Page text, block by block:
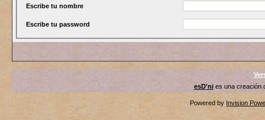
Escribe tu nombre
Escribe tu password
esD'nies una creación
Powered by Invision